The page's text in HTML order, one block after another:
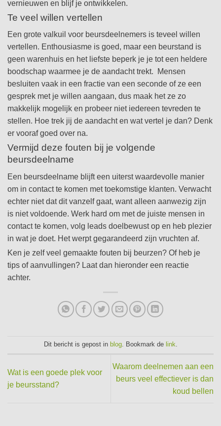
vernieuwen en blijf je ontwikkelen.
Te veel willen vertellen
Een grote valkuil voor beursdeelnemers is teveel willen
vertellen. Enthousiasme is goed, maar een beurstand is
geen warenhuis en het liefste beperk je je tot een heldere
boodschap waarmee je de aandacht trekt. Mensen
besluiten vaak in een fractie van een seconde of ze een
gesprek met je willen aangaan, dus maak het ze zo
makkelijk mogelijk en probeer niet iedereen tevreden te
stellen. Hoe trek jij de aandacht en wat vertel je dan? Denk
er vooraf goed over na.
Vermijd deze fouten bij je volgende
beursdeelname
Een beursdeelname blijft een uiterst waardevolle manier
om in contact te komen met toekomstige klanten. Verwacht
echter niet dat dit vanzelf gaat, want alleen aanwezig zijn
is niet voldoende. Werk hard om met de juiste mensen in
contact te komen, volg leads doelbewust op en heb plezier
in wat je doet. Het werpt gegarandeerd zijn vruchten af.
Ken je zelf veel gemaakte fouten bij beurzen? Of heb je
tips of aanvullingen? Laat dan hieronder een reactie
achter.
Dit bericht is gepost in blog. Bookmark de link.
Wat is een goede plek voor
je beursstand?
Waarom deelnemen aan een
beurs veel effectiever is dan
koud bellen